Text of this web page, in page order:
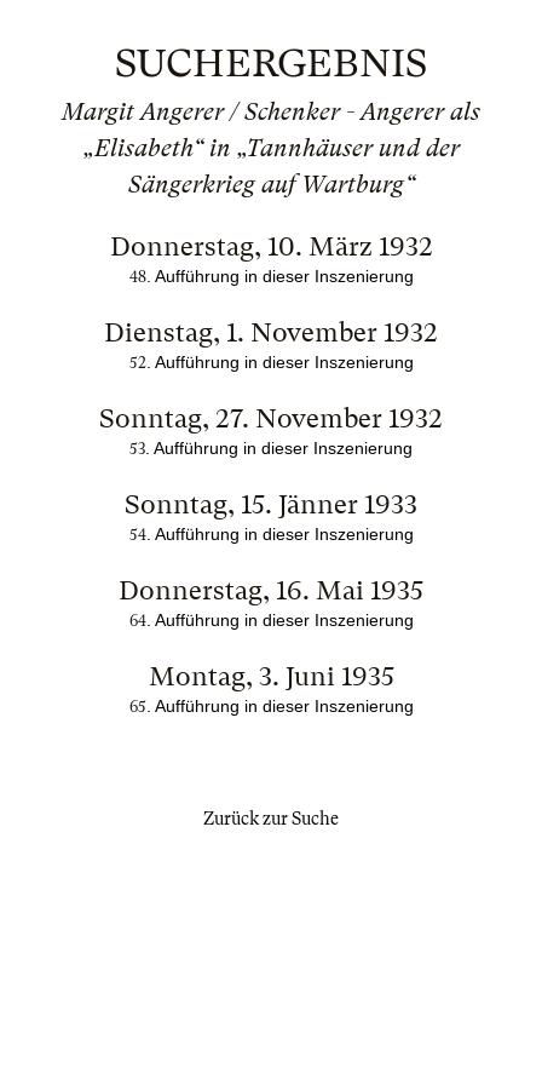
SUCHERGEBNIS
Margit Angerer / Schenker - Angerer als
„Elisabeth“ in „Tannhäuser und der
Sängerkrieg auf Wartburg“
Donnerstag, 10. März 1932
48. Aufführung in dieser Inszenierung
Dienstag, 1. November 1932
52. Aufführung in dieser Inszenierung
Sonntag, 27. November 1932
53 . Aufführung in dieser Inszenierung
Sonntag, 15. Jänner 1933
54. Aufführung in dieser Inszenierung
Donnerstag, 16. Mai 1935
64. Aufführung in dieser Inszenierung
Montag, 3. Juni 1935
65. Aufführung in dieser Inszenierung
Zurück zur Suche